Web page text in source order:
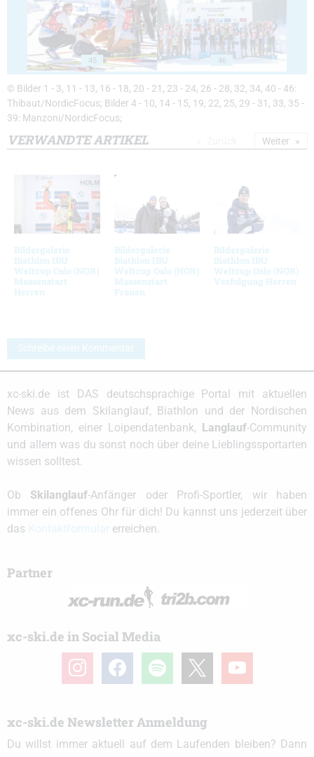
45 46
© Bilder 1 - 3, 11 - 13, 16 - 18, 20 - 21, 23 - 24, 26 - 28, 32, 34, 40 - 46:
Thibaut/NordicFocus; Bilder 4 - 10, 14 - 15, 19, 22, 25, 29 - 31, 33, 35 -
39: Manzoni/NordicFocus;
VERWANDTE ARTIKEL
Bildergalerie
Biathlon IBU
Weltcup Oslo (NOR)
Massenstart
Herren
Bildergalerie
Biathlon IBU
Weltcup Oslo (NOR)
Massenstart
Frauen
Bildergalerie
Biathlon IBU
Weltcup Oslo (NOR)
Verfolgung Herren
Weiter
Schreibe einen Kommentar
xc-ski.de ist DAS deutschsprachige Portal mit aktuellen
News aus dem Skilanglauf, Biathlon und der Nordischen
Kombination, einer Loipendatenbank,
Langlauf-Community
und allem was du sonst noch über deine Lieblingssportarten
wissen solltest.
Ob Skilanglauf-Anfänger oder Profi-Sportler, wir haben
immer ein offenes Ohr für dich! Du kannst uns jederzeit über
das
erreichen.
Partner
xc-ski.de in Social Media
instagramfacebook spotify youtube
xc-ski.de Newsletter Anmeldung
Du willst immer aktuell auf dem Laufenden bleiben? Dann